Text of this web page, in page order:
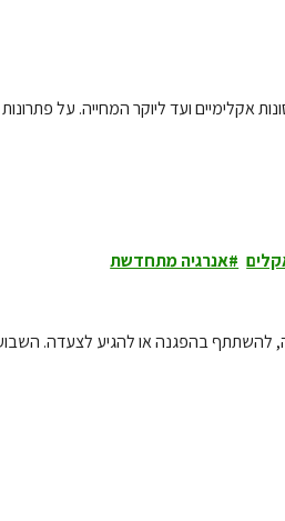
אקלימיים ועד ליוקר המחייה. על
אנרגיה מתחדשת
להשתתף בהפגנה או להגיע לצעדה.